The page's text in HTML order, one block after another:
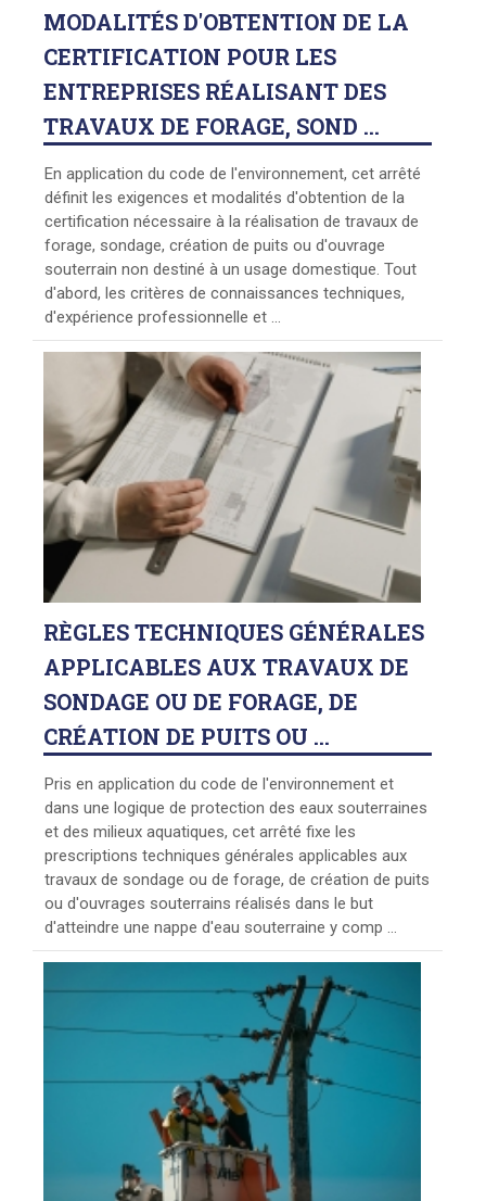
MODALITÉSD'OBTENTION DE LA
CERTIFICATION POUR LES
ENTREPRISES RÉALISANT DES
TRAVAUX DE FORAGE, SOND ...
En application du code de l'environnement, cet arrêté
définit les exigences et modalités d'obtention de la
certification nécessaire à la réalisation de travaux de
forage, sondage, création de puits ou d'ouvrage
souterrain non destiné à un usage domestique. Tout
d'abord, les critères de connaissances techniques,
d'expérience professionnelle et ...
RÈGLESTECHNIQUES GÉNÉRALES
APPLICABLES AUX TRAVAUX DE
SONDAGE OU DE FORAGE, DE
CRÉATION DE PUITS OU ...
Pris en application du code de l'environnement et
dans une logique de protection des eaux souterraines
et des milieux aquatiques, cet arrêté fixe les
prescriptions techniques générales applicables aux
travaux de sondage ou de forage, de création de puits
ou d'ouvrages souterrains réalisés dans le but
d'atteindre une nappe d'eau souterraine y comp ...